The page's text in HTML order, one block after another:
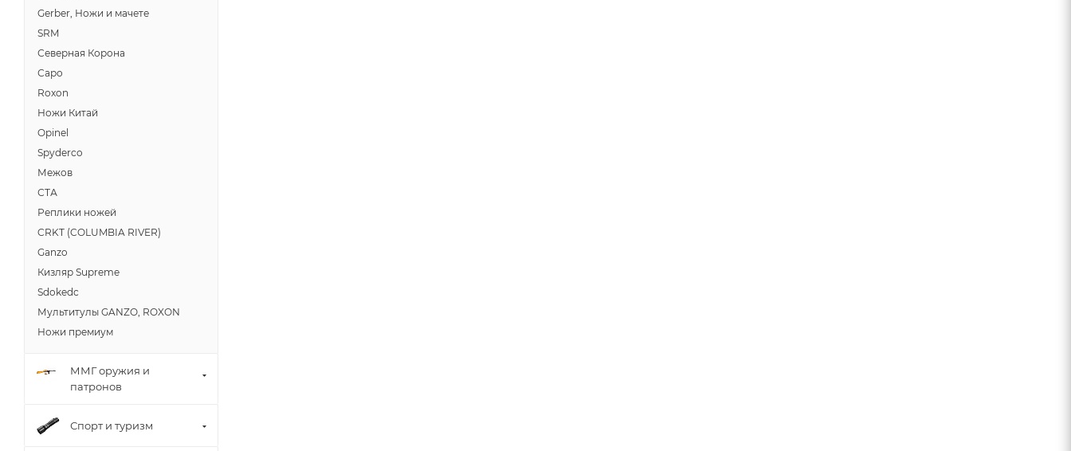
Gerber, Ножи и мачете
SRM
Северная Корона
Саро
Roxon
Ножи Китай
Opinel
Spyderco
Межов
СТА
Реплики ножей
CRKT (COLUMBIA RIVER)
Ganzo
Кизляр Supreme
Sdokedc
Мультитулы GANZO, ROXON
Ножи премиум
ММГ оружия и
патронов
Спорт и туризм